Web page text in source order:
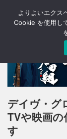
デイヴ・グ
TVや映画
す
よりよいエクス
Cookie を使用し